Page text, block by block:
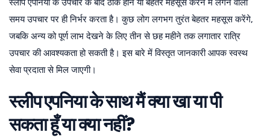
स्लीप एपनिया के उपचार के बाद ठीक होने या बेहतर महसूस करने में लगने वाला
समय उपचार पर ही निर्भर करता है। कुछ लोग लगभग तुरंत बेहतर महसूस करेंगे,
जबकि अन्य को पूर्ण लाभ देखने के लिए तीन से छह महीने तक लगातार रात्रि
उपचार की आवश्यकता हो सकती है। इस बारे में विस्तृत जानकारी आपक स्वस्थ
सेवा प्रदाता से मिल जाएगी।
स्लीप एपनिया के साथ मैं क्या खा या पी
सकता हूँ या क्या नहीं?